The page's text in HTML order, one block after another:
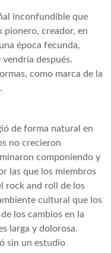
inconfundible que
pionero, creador, en
época fecunda,
después.
como marca de la
de forma natural en
no crecieron
componiendo y
las que los miembros
rock and roll de los
cultural que los
los cambios en la
larga y dolorosa.
sin un estudio